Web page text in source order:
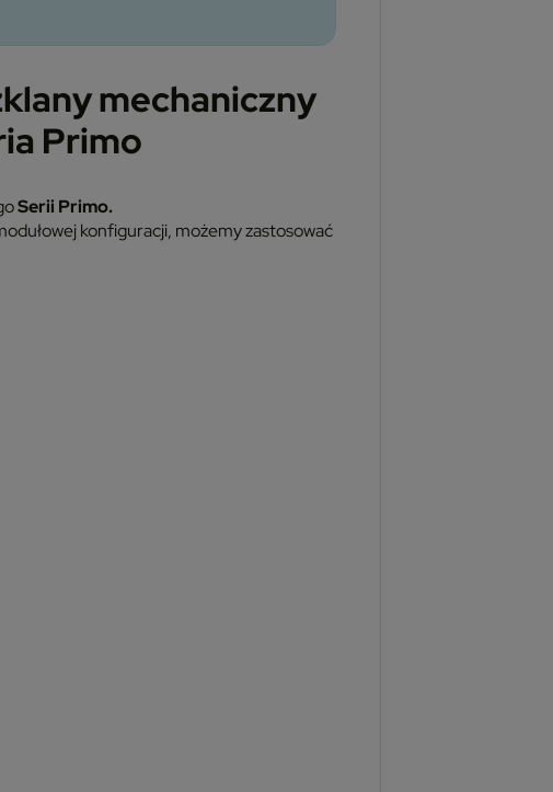
mechaniczny
Primo
Serii Primo.
konfiguracji, możemy zastosować